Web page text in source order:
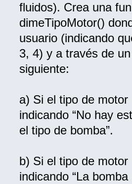
fluidos). Crea una
dimeTipoMotor()
usuario (indicando
3, 4) y a través de
siguiente:
a) Si el tipo de
indicando “No hay
el tipo de bomba”.
b) Si el tipo de
indicando “La